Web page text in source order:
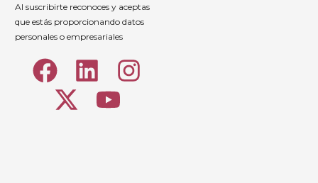
Al suscribirte reconoces y aceptas
que estás proporcionando datos
personales o empresariales